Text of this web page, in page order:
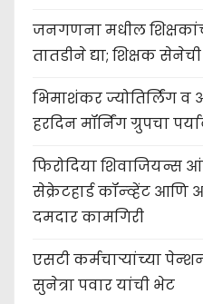
जनगणना मधील
तातडीने द्या; शिक्षक
भिमाशंकर ज्योतिर्लिंग
हरदिन मॉर्निंग ग्रुपचा
फिरोदिया शिवाजियन्स
सेक्रेटहार्ड कॉन्व्हेंट आणि
दमदार कामगिरी
एसटी कर्मचाऱ्यांच्या
सुनेत्रा पवार यांची भेट